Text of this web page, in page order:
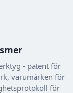
- patent för
varumärken för
för